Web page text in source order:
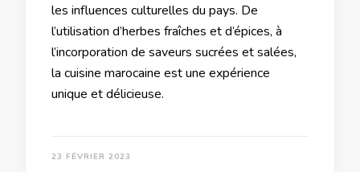
les influences culturelles du pays. De
l’utilisation d’herbes fraîches et d’épices, à
l’incorporation de saveurs sucrées et salées,
la cuisine marocaine est une expérience
unique et délicieuse.
23 FÉVRIER 2023